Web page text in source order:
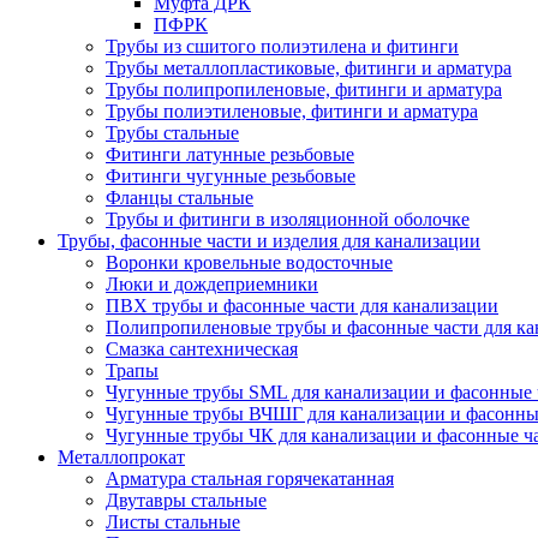
ПФРК
Трубы из сшитого полиэтилена и фитинги
Трубы металлопластиковые, фитинги и арматура
Трубы полипропиленовые, фитинги и арматура
Трубы полиэтиленовые, фитинги и арматура
Трубы стальные
Фитинги латунные резьбовые
Фитинги чугунные резьбовые
Фланцы стальные
Трубы и фитинги в изоляционной оболочке
Трубы, фасонные части и изделия для канализации
Воронки кровельные водосточные
Люки и дождеприемники
ПВХ трубы и фасонные части для канализации
Полипропиленовые трубы и фасонные части для
Смазка сантехническая
Трапы
Чугунные трубы SML для канализации и фасонные
Чугунные трубы ВЧШГ для канализации и
Чугунные трубы ЧК для канализации и фасонные
Металлопрокат
Арматура стальная горячекатанная
Двутавры стальные
Листы стальные